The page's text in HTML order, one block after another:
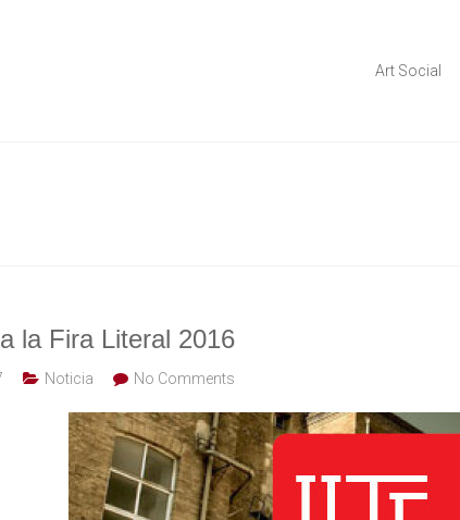
Art Social
la Fira Literal 2016
Noticia No Comments